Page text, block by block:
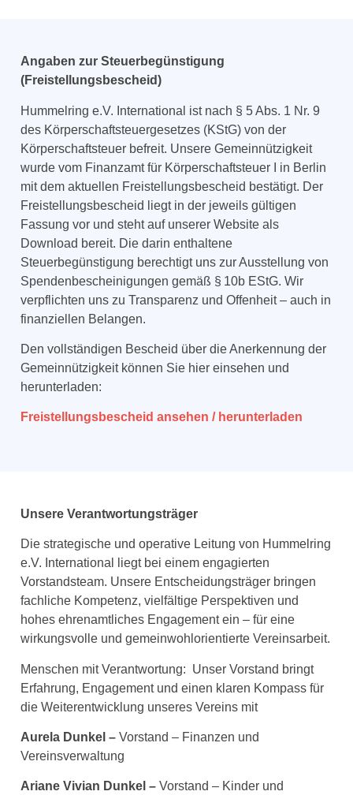
Angaben zur Steuerbegünstigung
(Freistellungsbescheid)
Hummelring e.V. International ist nach § 5 Abs. 1 Nr. 9
des Körperschaftsteuergesetzes (KStG) von der
Körperschaftsteuer befreit. Unsere Gemeinnützigkeit
wurde vom Finanzamt für Körperschaftsteuer I in Berlin
mit dem aktuellen Freistellungsbescheid bestätigt. Der
Freistellungsbescheid liegt in der jeweils gültigen
Fassung vor und steht auf unserer Website als
Download bereit. Die darin enthaltene
Steuerbegünstigung berechtigt uns zur Ausstellung von
Spendenbescheinigungen gemäß § 10b EStG. Wir
verpflichten uns zu Transparenz und Offenheit – auch in
finanziellen Belangen.
Den vollständigen Bescheid über die Anerkennung der
Gemeinnützigkeit können Sie hier einsehen und
herunterladen:
Freistellungsbescheid ansehen / herunterladen
Unsere Verantwortungsträger
Die strategische und operative Leitung von Hummelring
e.V. International
liegt bei einem engagierten
Vorstandsteam. Unsere Entscheidungsträger bringen
fachliche Kompetenz, vielfältige Perspektiven und
hohes ehrenamtliches Engagement ein – für eine
wirkungsvolle und gemeinwohlorientierte Vereinsarbeit.
Menschen mit Verantwortung: Unser Vorstand bringt
Erfahrung, Engagement und einen klaren Kompass für
die Weiterentwicklung unseres Vereins mit
Aurela Dunkel – Vorstand – Finanzen und
Vereinsverwaltung
Ariane Vivian Dunkel – Vorstand – Kinder und